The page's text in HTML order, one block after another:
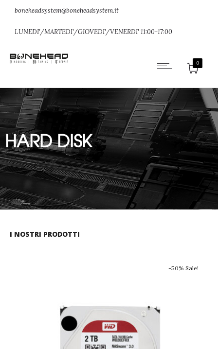
boneheadsystem@boneheadsystem.it
LUNEDI'/MARTEDI'/GIOVEDI'/VENERDI' 11:00-17:00
0
HARD DISK
Home»USATO GARANTITO
I NOSTRI PRODOTTI
-50% Sale!